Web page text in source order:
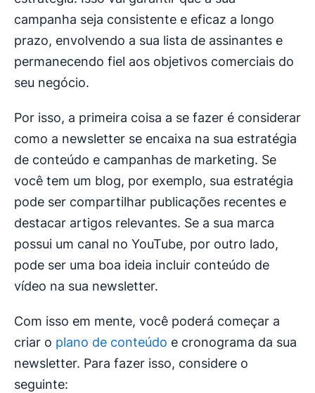
campanha seja consistente e eficaz a longo
prazo, envolvendo a sua lista de assinantes e
permanecendo fiel aos objetivos comerciais do
seu negócio.
Por isso, a primeira coisa a se fazer é considerar
como a newsletter se encaixa na sua estratégia
de conteúdo e campanhas de marketing. Se
você tem um blog, por exemplo, sua estratégia
pode ser compartilhar publicações recentes e
destacar artigos relevantes. Se a sua marca
possui um canal no YouTube, por outro lado,
pode ser uma boa ideia incluir conteúdo de
vídeo na sua newsletter.
Com isso em mente, você poderá começar a
criar o plano de conteúdo e cronograma da sua
newsletter. Para fazer isso, considere o
seguinte: